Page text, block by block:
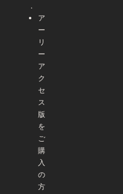
.
ア
ー
リ
ー
ア
ク
セ
ス
版
を
ご
購
入
の
方